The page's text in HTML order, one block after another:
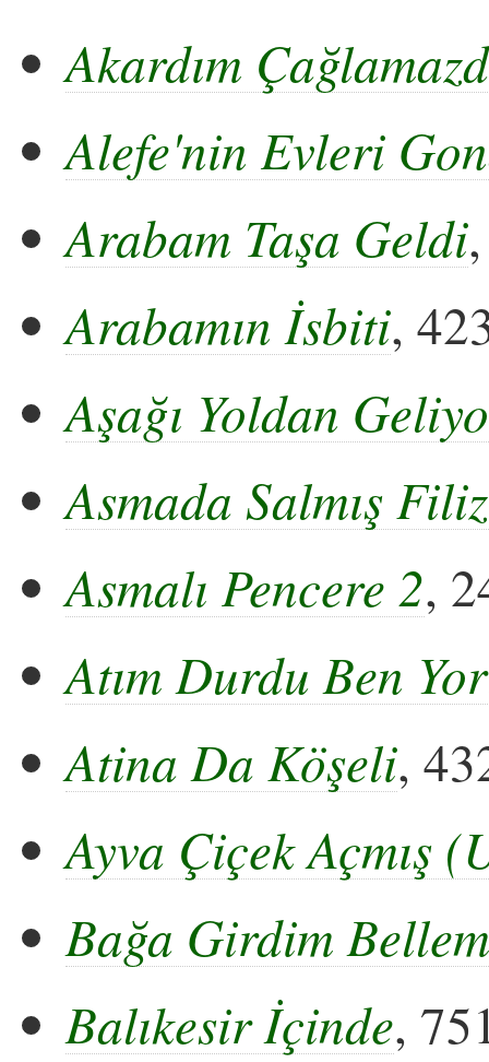
Akardım
Alefe'nin Evleri
Arabam Taşa Geldi
Arabamın İsbiti,
Aşağı Yoldan
Asmada Salmış
Asmalı Pencere 2,
Atım Durdu Ben
Atina Da Köşeli,
Ayva Çiçek Açmış
Bağa Girdim
Balıkesir İçinde,